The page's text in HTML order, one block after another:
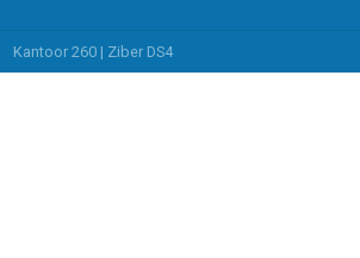
Kantoor 260 | Ziber DS4